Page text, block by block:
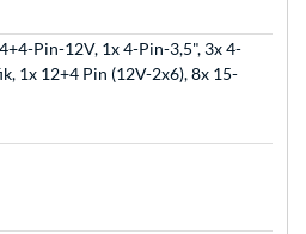
Pin-12V, 1x 4-Pin-3,5", 3x 4-
1x 12+4 Pin (12V-2x6), 8x 15-